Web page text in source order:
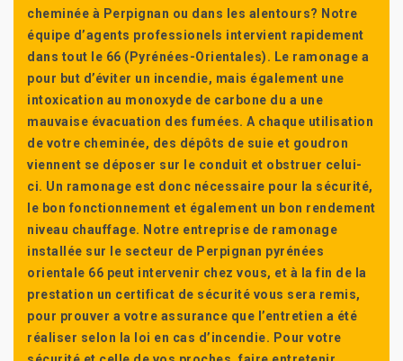
cheminée à Perpignan ou dans les alentours? Notre
équipe d’agents professionels intervient rapidement
dans tout le 66 (Pyrénées-Orientales). Le ramonage a
pour but d’éviter un incendie, mais également une
intoxication au monoxyde de carbone du a une
mauvaise évacuation des fumées. A chaque utilisation
de votre cheminée, des dépôts de suie et goudron
viennent se déposer sur le conduit et obstruer celui-
ci. Un ramonage est donc nécessaire pour la sécurité,
le bon fonctionnement et également un bon rendement
niveau chauffage. Notre entreprise de ramonage
installée sur le secteur de Perpignan pyrénées
orientale 66 peut intervenir chez vous, et à la fin de la
prestation un certificat de sécurité vous sera remis,
pour prouver a votre assurance que l’entretien a été
réaliser selon la loi en cas d’incendie. Pour votre